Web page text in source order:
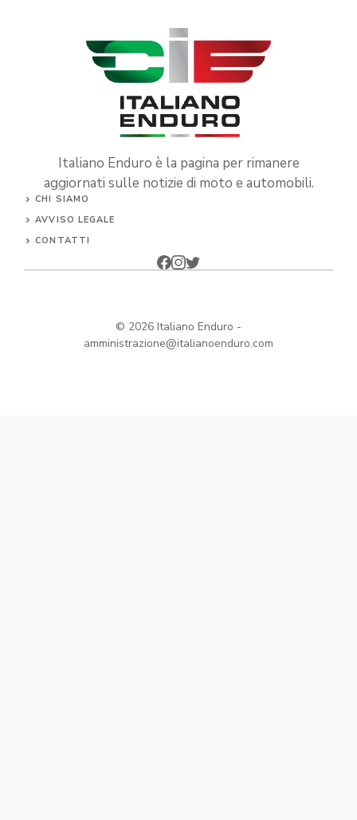
Italiano Enduro è la pagina per rimanere
aggiornati sulle notizie di moto e automobili.
CHI SIAMO
AVVISO LEGALE
CONTATTI
© 2026 Italiano Enduro -
amministrazione@italianoenduro.com